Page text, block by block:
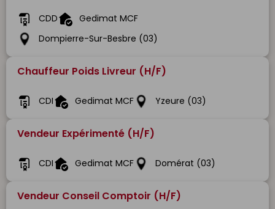
CDD
Gedimat MCF
Dompierre-Sur-Besbre (03)
Chauffeur Poids Livreur (H/F)
CDI Gedimat MCF Yzeure (03)
Vendeur Expérimenté (H/F)
CDI Gedimat MCF Domérat (03)
Vendeur Conseil Comptoir (H/F)